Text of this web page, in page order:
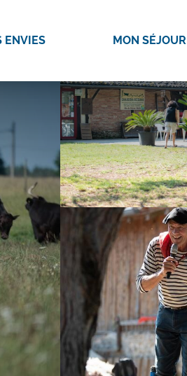
ENVIES MON SÉJOUR